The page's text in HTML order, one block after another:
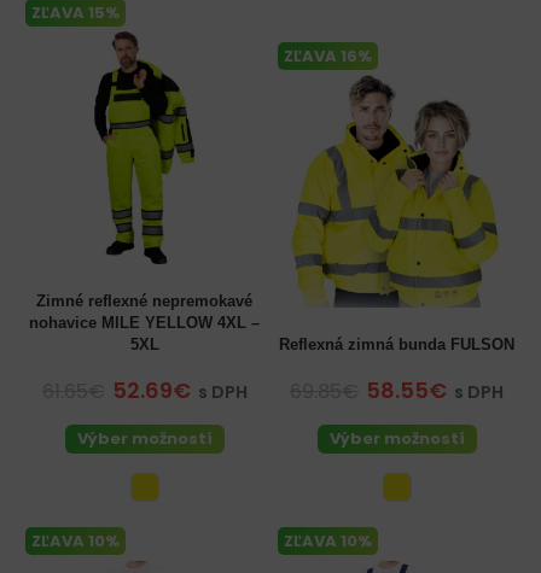
ZĽAVA 15%
Zimné reflexné nepremokavé
nohavice MILE YELLOW 4XL –
5XL
52.69€ s DPH
Výber možností
ZĽAVA 16%
Reflexná zimná bunda FULSON
58.55€ s DPH
Výber možností
ZĽAVA 10% ZĽAVA 10%